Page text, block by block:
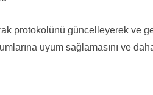
protokolünü güncelleyerek ve
uyum sağlamasını ve